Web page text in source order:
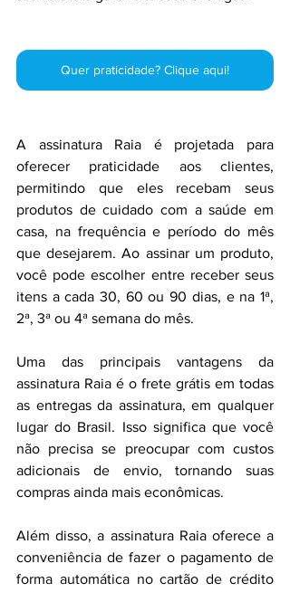
Quer praticidade? Clique aqui!
A assinatura Raia é projetada para
oferecer praticidade aos clientes,
permitindo que eles recebam seus
produtos de cuidado com a saúde em
casa, na frequência e período do mês
que desejarem. Ao assinar um produto,
você pode escolher entre receber seus
itens a cada 30, 60 ou 90 dias, e na 1ª,
2ª, 3ª ou 4ª semana do mês.
Uma das principais vantagens da
assinatura Raia é o frete grátis em todas
as entregas da assinatura, em qualquer
lugar do Brasil. Isso significa que você
não precisa se preocupar com custos
adicionais de envio, tornando suas
compras ainda mais econômicas.
Além disso, a assinatura Raia oferece a
conveniência de fazer o pagamento de
forma automática no cartão de crédito